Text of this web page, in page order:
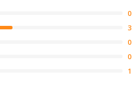
0
3
0
0
1